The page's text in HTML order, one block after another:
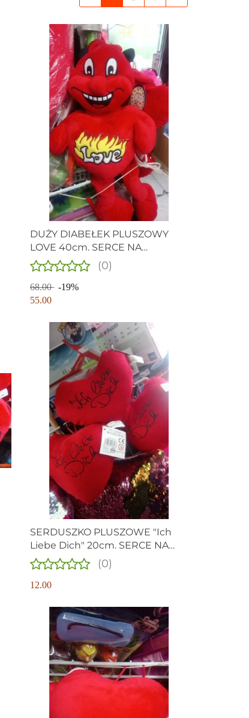
DUŻY DIABEŁEK PLUSZOWY
LOVE 40cm. SERCE NA
WALENTYNKI I NIE TYLKO.
(0)
68.00
-19%
55.00
SERDUSZKO PLUSZOWE "Ich
Liebe Dich" 20cm. SERCE NA
WALENTYNKI
(0)
12.00